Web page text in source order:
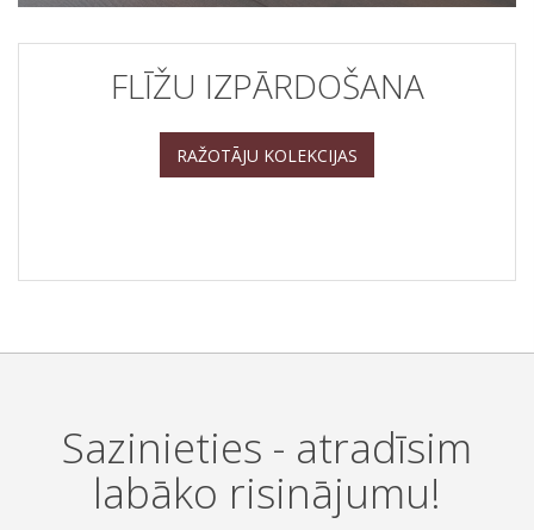
FLĪŽU IZPĀRDOŠANA
RAŽOTĀJU KOLEKCIJAS
Sazinieties - atradīsim
labāko risinājumu!